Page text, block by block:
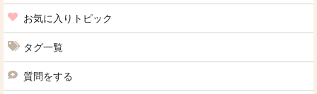
お気に入りトピック
タグ一覧
質問をする